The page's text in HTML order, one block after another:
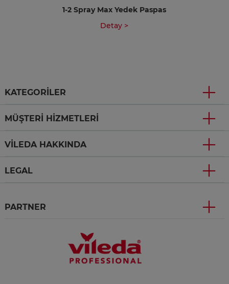
1-2 Spray Max Yedek Paspas
Detay >
KATEGORILER
MÜŞTERI HIZMETLERI
VILEDA HAKKINDA
LEGAL
PARTNER